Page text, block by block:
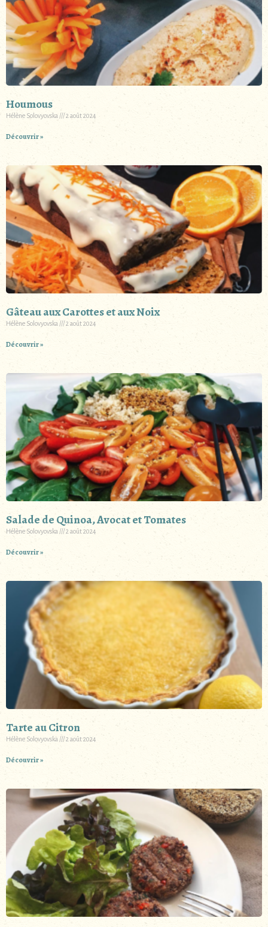
Houmous
Hélène Solovyovska 2 août 2024
Découvrir »
Gâteau aux Carottes et aux Noix
Hélène Solovyovska 2 août 2024
Découvrir »
Salade de Quinoa, Avocat et Tomates
Hélène Solovyovska 2 août 2024
Découvrir »
Tarte au Citron
Hélène Solovyovska 2 août 2024
Découvrir »